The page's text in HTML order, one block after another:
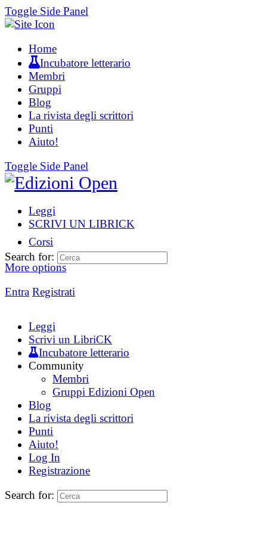
Toggle Side Panel
Home
Incubatore letterario
Membri
Gruppi
Blog
La rivista degli scrittori
Punti
Aiuto!
Toggle Side Panel
Leggi
SCRIVI UN LIBRICK
Corsi
More options
Entra Registrati
Search for:
Leggi
Scrivi un LibriCK
Incubatore letterario
Community
Membri
Gruppi Edizioni Open
Blog
La rivista degli scrittori
Punti
Aiuto!
Log In
Registrazione
Search for: